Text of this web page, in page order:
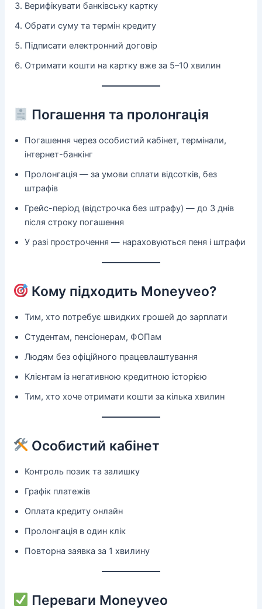
Верифікувати банківську картку
Обрати суму та термін кредиту
Підписати електронний договір
Отримати кошти на картку вже за 5–10 хвилин
Погашення та пролонгація
Погашення через особистий кабінет, термінали,
інтернет-банкінг
Пролонгація — за умови сплати відсотків, без
штрафів
Грейс-період (відстрочка без штрафу) — до 3 днів
після строку погашення
У разі прострочення — нараховуються пеня і штрафи
Кому підходить Moneyveo?
Тим, хто потребує швидких грошей до зарплати
Студентам, пенсіонерам, ФОПам
Людям без офіційного працевлаштування
Клієнтам із негативною кредитною історією
Тим, хто хоче отримати кошти за кілька хвилин
Особистий кабінет
Контроль позик та залишку
Графік платежів
Оплата кредиту онлайн
Пролонгація в один клік
Повторна заявка за 1 хвилину
Переваги Moneyveo